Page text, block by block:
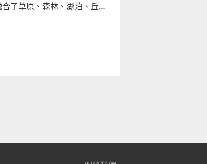
了草原、森林、湖泊、丘陵